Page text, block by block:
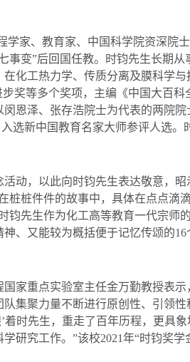
学家、教育家、中国科学院资深院
事变”后回国任教。时钧先生长期从
化工热力学、传质分离及膜科学
奖等多个奖项，主编《中国大百科
恩泽、张存浩院士为代表的两院院
入选新中国教育名家大师参评人选。
动，以此向时钧先生表达敬意，
桩件件的故事中，具体在点点滴
先生作为化工高等教育一代宗师
、又能较为概括便于记忆传颂的16
家重点实验室主任金万勤教授表示
集聚力量不断进行原创性、引领
时先生，重走了百年历程，更具
研究工作。”该校2021年“时钧奖学